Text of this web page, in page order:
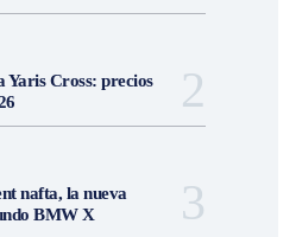
Cross: precios
nafta, la nueva
BMW X